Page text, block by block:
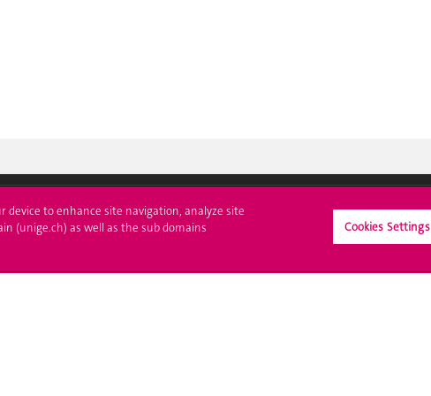
à l'UNIGE L'UNIGE vous informe
UNIGE Mobile
device to enhance site navigation, analyze site
(unige.ch) as well as the sub domains
Cookies Settings